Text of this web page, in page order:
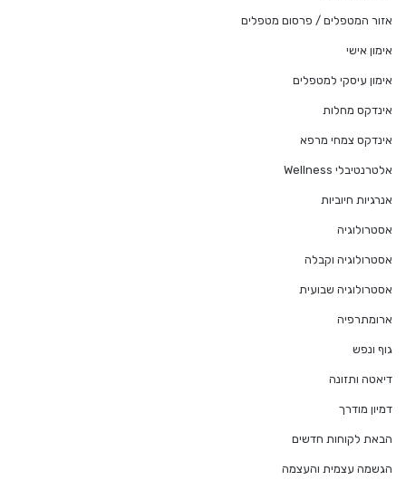
אזור המטפלים / פרסום מטפלים
אימון אישי
אימון עיסקי למטפלים
אינדקס מחלות
אינדקס צמחי מרפא
אלטרנטיבלי Wellness
אנרגיות חיוביות
אסטרולוגיה
אסטרולוגיה וקבלה
אסטרולוגיה שבועית
ארומתרפיה
גוף ונפש
דיאטה ותזונה
דמיון מודרך
הבאת לקוחות חדשים
הגשמה עצמית והעצמה